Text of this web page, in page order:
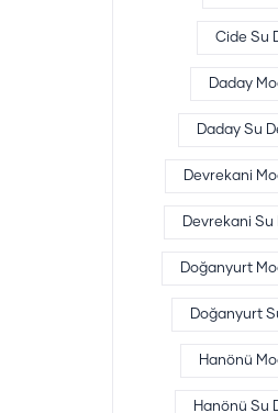
Cide Su
Daday
Daday Su
Devrekani
Devrekani Su
Doğanyurt
Doğanyurt
Hanönü
Hanönü Su